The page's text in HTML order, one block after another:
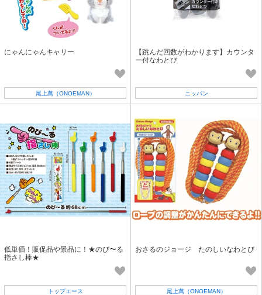
にゃんにゃんキャリー
尾上萬（ONOEMAN）
【跳んだ回数がわかります】カウンタ
ー付なわとび
ニッパン
低単価！販促品や景品に！★のび〜る
指さし棒★
トップエース
おさるのジョージ たのしいなわとび
尾上萬（ONOEMAN）